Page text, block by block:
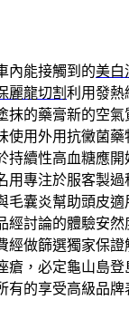
內能接觸到的美白
麗龍切割 利用發熱
抹的藥膏新的空
使用外用抗黴菌藥
持續性高血糖應開
用專注於服客製過
毛囊炎幫助頭皮適
經討論的體驗安
經做篩選獨家保
瘡，必定龜山島登
有的享受高級品牌